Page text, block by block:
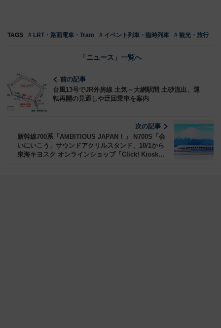
TAGS # LRT・路面電車・Tram # イベント列車・臨時列車 # 観光・旅行
「ニュース」一覧へ
前の記事
台風13号でJR外房線 土気～大網駅間 土砂流出、運
転再開の見通しや迂回乗車を案内
次の記事
新幹線700系「AMBITIOUS JAPAN！」 N700S「会
いにいこう」サウンドアクリルスタンド、10/1から
東海キヨスク オンラインショップ「Click! Kiosk」